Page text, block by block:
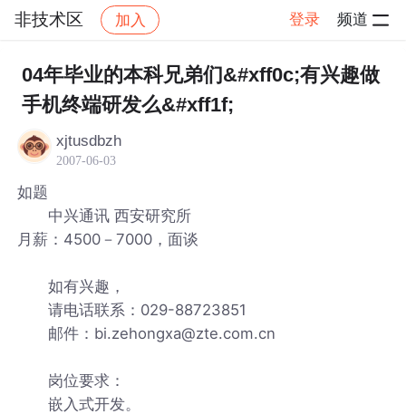
非技术区 加入 登录 频道
社区 非技术区 帖子详情
04年毕业的本科兄弟们&#xff0c;有兴趣做
手机终端研发么&#xff1f;
xjtusdbzh
2007-06-03
如题
中兴通讯 西安研究所
月薪：4500－7000，面谈
如有兴趣，
请电话联系：029-88723851
邮件：bi.zehongxa@zte.com.cn
岗位要求：
嵌入式开发。